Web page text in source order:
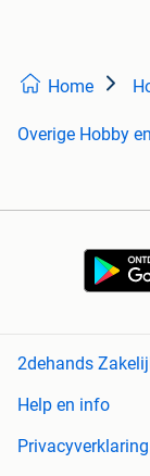
Home
Overige Hobby
2dehands
Help en info
Privacyverklaring